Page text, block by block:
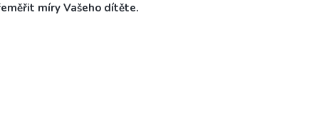
míry Vašeho dítěte.